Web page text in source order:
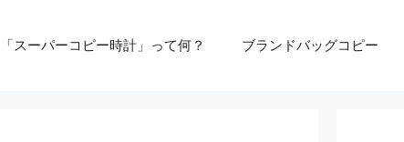
「スーパーコピー時計」って何？ ブランドバッグコピー